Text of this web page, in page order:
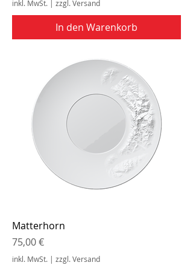
inkl. MwSt. zzgl. Versand
In den Warenkorb
Matterhorn
Preis
75,00 €
inkl. MwSt. | zzgl. Versand